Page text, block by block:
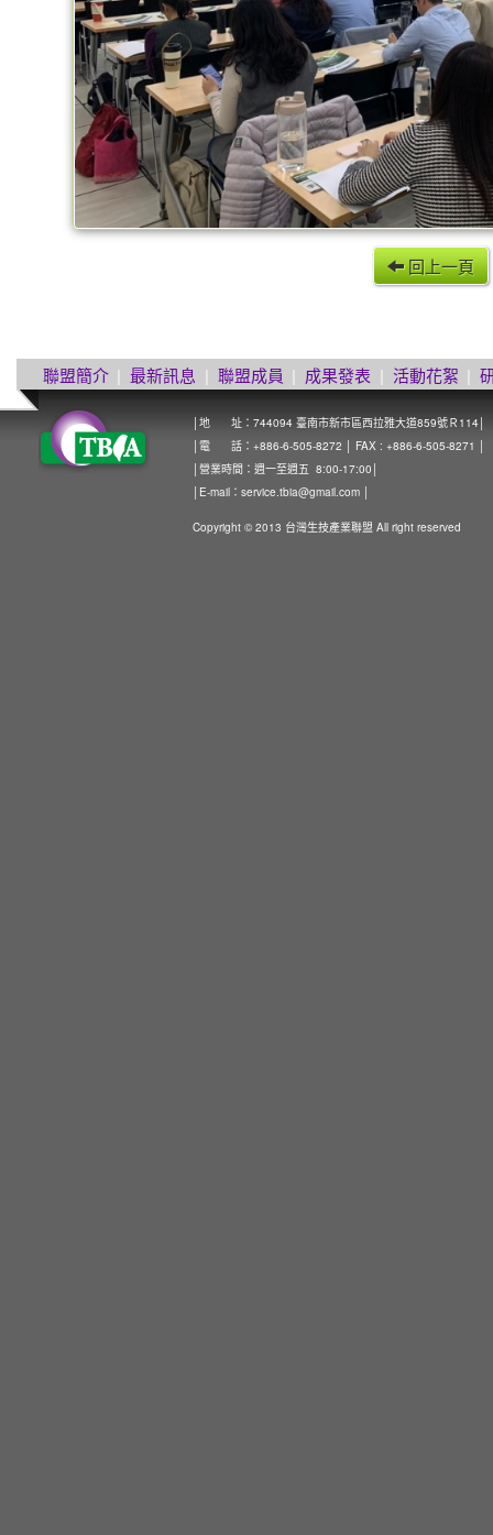
回上一頁
聯盟簡介 | 最新訊息 | 聯盟成員 | 成果發表 | 活動花絮 |
│地 址：744094 臺南市新市區西拉雅大道859號Ｒ114│
│電 話：+886-6-505-8272 │ FAX : +886-6-505-8271 │
│營業時間：週一至週五 8:00-17:00│
│E-mail： service.tbia@gmail.com
Copyright © 2013 台灣生技產業聯盟 All right reserved